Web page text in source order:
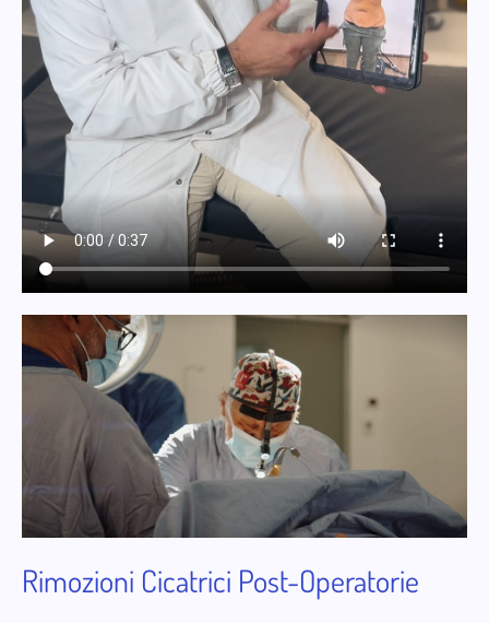
Rimozioni Cicatrici Post-Operatorie